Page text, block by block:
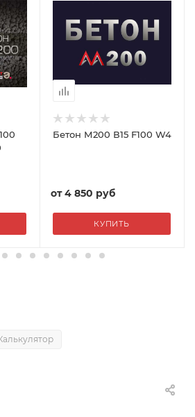
Бетон М200 В15 F100 W4
от4 850 руб
КУПИТЬ